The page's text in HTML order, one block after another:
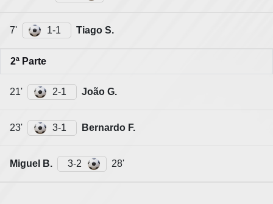
7' 1-1 Tiago S.
2ª Parte
21' 2-1 João G.
23' 3-1 Bernardo F.
Miguel B. 3-2 28'